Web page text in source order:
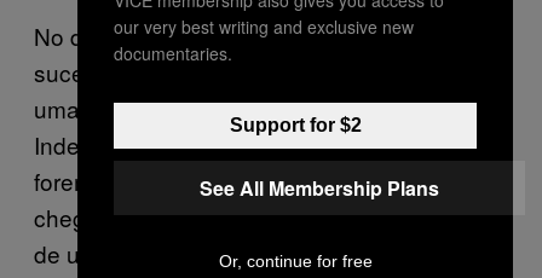
No design de logos, originalidade não define
sucesso — mas a habilidade de monopolizar
uma indústria com apenas algumas linhas.
Independentemente de quantos aspectos
forem emprestados de ideias anteriores,
chegar à fórmula correta é como o trabalho
de um DJ, e requer seu próprio processo
our very best writing and exclusive new
documentaries.
Support for $2
See All Membership Plans
Or, continue for free